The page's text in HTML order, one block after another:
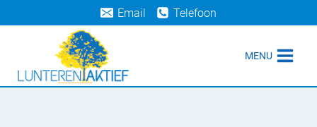
naar
Email Telefoon
MENU